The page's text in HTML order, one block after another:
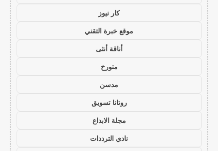
كار نيوز
موقع خبرة التقني
أناقة أنثى
متورخ
مدسن
روتانا تسويق
مجلة الابداع
نادي الترددات